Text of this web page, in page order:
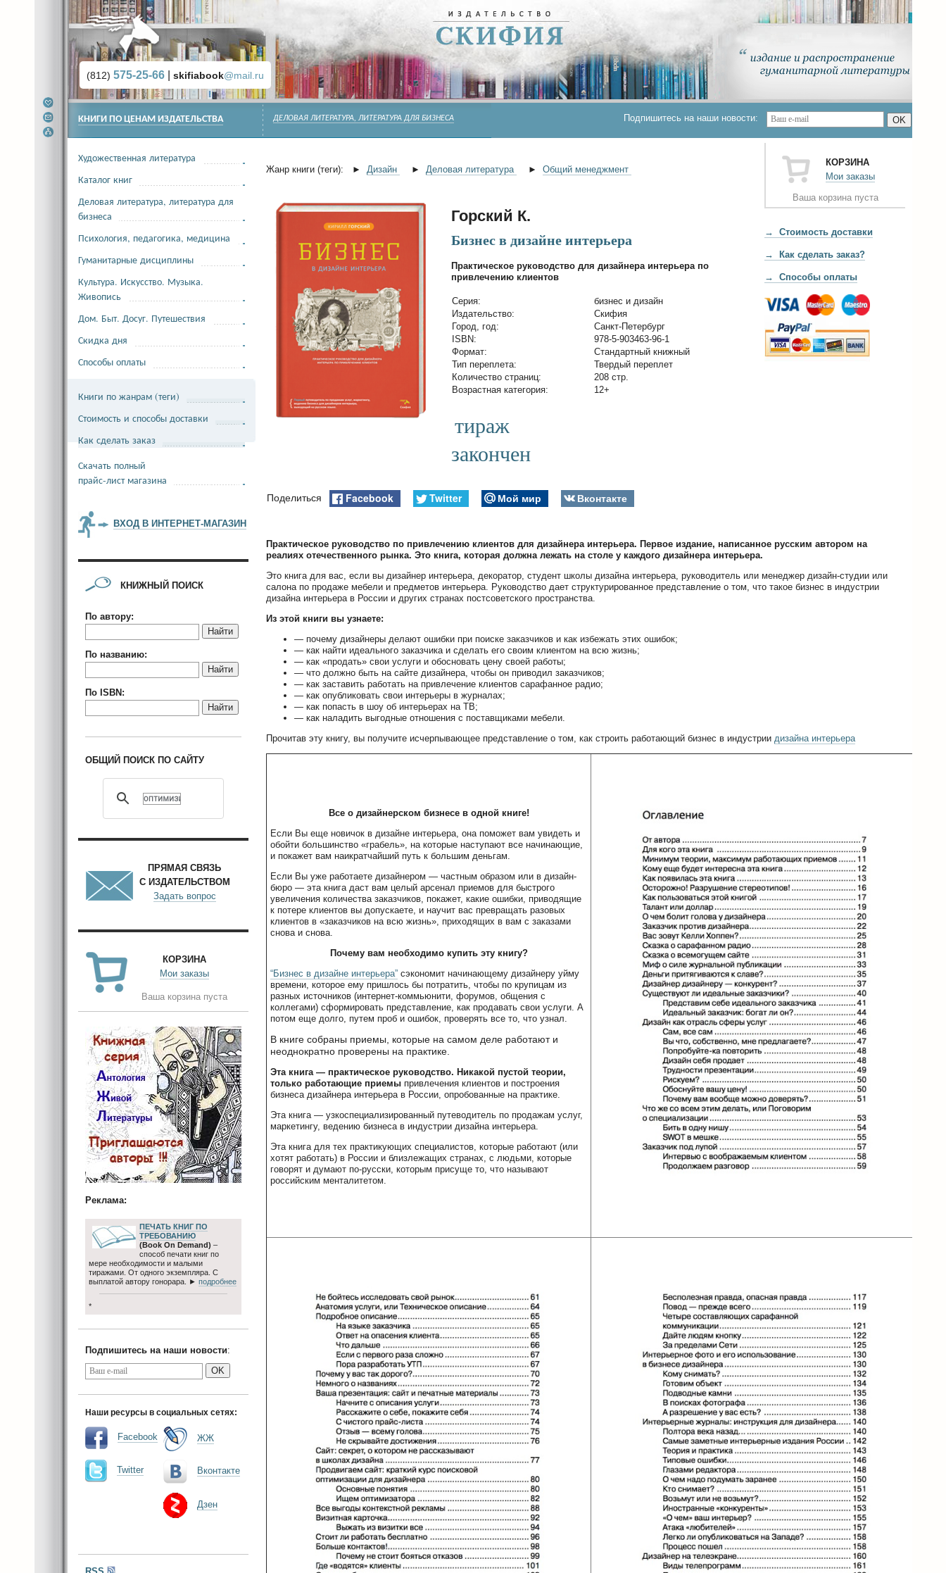
(812) 575-25-66 skifiabook@mail.ru
ДЕЛОВАЯ ЛИТЕРАТУРА, ЛИТЕРАТУРА ДЛЯ БИЗНЕСА Подпишитесь на наши новости: OK
КОРЗИНА
Мои заказы
Ваша корзина пуста
→ Стоимость доставки
→ Как сделать заказ?
→ Способы оплаты
Жанр книги (теги): ► Дизайн ► Деловая литература ► Общий менеджмент
Горский К.
Бизнес в дизайне интерьера
Практическое руководство для дизайнера интерьера по
привлечению клиентов
Cерия:
бизнес и дизайн
Издательство:
Скифия
Город, год:
Санкт-Петербург
ISBN:
978-5-903463-96-1
Формат:
Стандартный книжный
Тип переплета:
Твердый переплет
Количество страниц:
208 стр.
Возрастная категория:
12+
тираж
закончен
Поделиться Facebook Twitter Мой мир Вконтакте
Практическое руководство по привлечению клиентов для дизайнера интерьера. Первое издание, написанное русским автором на
реалиях отечественного рынка. Это книга, которая должна лежать на столе у каждого дизайнера интерьера.
Это книга для вас, если вы дизайнер интерьера, декоратор, студент школы дизайна интерьера, руководитель или менеджер дизайн-студии или
салона по продаже мебели и предметов интерьера. Руководство дает структурированное представление о том, что такое бизнес в индустрии
дизайна интерьера в России и других странах постсоветского пространства.
Из этой книги вы узнаете:
— почему дизайнеры делают ошибки при поиске заказчиков и как избежать этих ошибок;
— как найти идеального заказчика и сделать его своим клиентом на всю жизнь;
— как «продать» свои услуги и обосновать цену своей работы;
— что должно быть на сайте дизайнера, чтобы он приводил заказчиков;
— как заставить работать на привлечение клиентов сарафанное радио;
— как опубликовать свои интерьеры в журналах;
— как попасть в шоу об интерьерах на ТВ;
— как наладить выгодные отношения с поставщиками мебели.
Прочитав эту книгу, вы получите исчерпывающее представление о том, как строить работающий бизнес в индустрии дизайна интерьера
Все о дизайнерском бизнесе в одной книге!
Если Вы еще новичок в дизайне интерьера, она поможет вам увидеть и
обойти большинство «грабель», на которые наступают все начинающие,
и покажет вам наикратчайший путь к большим деньгам.
Если Вы уже работаете дизайнером — частным образом или в дизайн-
бюро — эта книга даст вам целый арсенал приемов для быстрого
увеличения количества заказчиков, покажет, какие ошибки, приводящие
к потере клиентов вы допускаете, и научит вас превращать разовых
клиентов в «заказчиков на всю жизнь», приходящих в вам с заказами
снова и снова.
Почему вам необходимо купить эту книгу?
“Бизнес в дизайне интерьера” сэкономит начинающему дизайнеру уйму
времени, которое ему пришлось бы потратить, чтобы по крупицам из
разных источников (интернет-коммьюнити, форумов, общения с
коллегами) сформировать представление, как продавать свои услуги. А
потом еще долго, путем проб и ошибок, проверять все то, что узнал.
В книге собраны приемы, которые на самом деле работают и
неоднократно проверены на практике.
Эта книга — практическое руководство. Никакой пустой теории,
только работающие приемы привлечения клиентов и построения
бизнеса дизайнера интерьера в России, опробованные на практике.
Эта книга — узкоспециализированный путеводитель по продажам услуг,
маркетингу, ведению бизнеса в индустрии дизайна интерьера.
Эта книга для тех практикующих специалистов, которые работают (или
хотят работать) в России и близлежащих странах, с людьми, которые
говорят и думают по-русски, которым присуще то, что называют
российским менталитетом.
КНИГИ ПО ЦЕНАМ ИЗДАТЕЛЬСТВА
Художественная литература
Каталог книг
Деловая литература, литература для
бизнеса
Психология, педагогика, медицина
Гуманитарные дисциплины
Культура. Искусство. Музыка.
Живопись
Дом. Быт. Досуг. Путешествия
Скидка дня
Способы оплаты
Книги по жанрам (теги)
Стоимость и способы доставки
Как сделать заказ
Скачать полный
прайс-лист магазина
ВХОД В ИНТЕРНЕТ-МАГАЗИН
КНИЖНЫЙ ПОИСК
По автору:
Найти
По названию:
Найти
По ISBN:
Найти
ОБЩИЙ ПОИСК ПО САЙТУ
ПРЯМАЯ СВЯЗЬ
С ИЗДАТЕЛЬСТВОМ
Задать вопрос
КОРЗИНА
Мои заказы
Ваша корзина пуста
Реклама:
ПЕЧАТЬ КНИГ ПО
ТРЕБОВАНИЮ
(Book On Demand) –
способ печати книг по
мере необходимости и малыми
тиражами. От одного экземпляра. С
выплатой автору гонорара. ► подробнее
*
Подпишитесь на наши новости:
OK
Наши ресурсы в социальных сетях:
Facebook
Twitter
ЖЖ
Вконтакте
Дзен